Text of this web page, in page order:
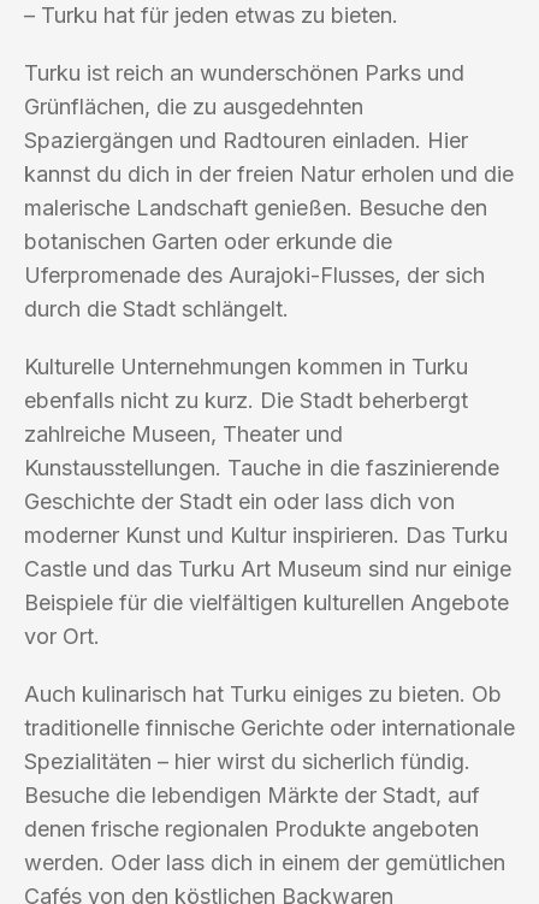
– Turku hat für jeden etwas zu bieten.
Turku ist reich an wunderschönen Parks und
Grünflächen, die zu ausgedehnten
Spaziergängen und Radtouren einladen. Hier
kannst du dich in der freien Natur erholen und die
malerische Landschaft genießen. Besuche den
botanischen Garten oder erkunde die
Uferpromenade des Aurajoki-Flusses, der sich
durch die Stadt schlängelt.
Kulturelle Unternehmungen kommen in Turku
ebenfalls nicht zu kurz. Die Stadt beherbergt
zahlreiche Museen, Theater und
Kunstausstellungen. Tauche in die faszinierende
Geschichte der Stadt ein oder lass dich von
moderner Kunst und Kultur inspirieren. Das Turku
Castle und das Turku Art Museum sind nur einige
Beispiele für die vielfältigen kulturellen Angebote
vor Ort.
Auch kulinarisch hat Turku einiges zu bieten. Ob
traditionelle finnische Gerichte oder internationale
Spezialitäten – hier wirst du sicherlich fündig.
Besuche die lebendigen Märkte der Stadt, auf
denen frische regionalen Produkte angeboten
werden. Oder lass dich in einem der gemütlichen
Cafés von den köstlichen Backwaren